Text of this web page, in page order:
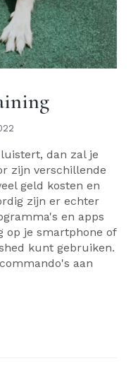
dan zal je
zijn verschillende
geld kosten en
zijn er echter
en apps
op je smartphone of
kunt gebruiken.
aan